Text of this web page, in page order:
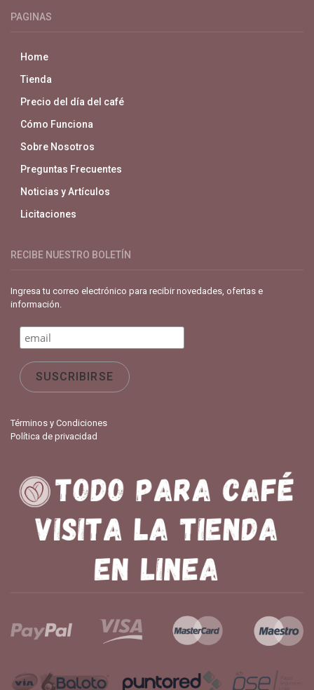
PAGINAS
Home
Tienda
Precio del día del café
Cómo Funciona
Sobre Nosotros
Preguntas Frecuentes
Noticias y Artículos
Licitaciones
RECIBE NUESTRO BOLETÍN
Ingresa tu correo electrónico para recibir novedades, ofertas e
información.
Términos y Condiciones
Política de privacidad